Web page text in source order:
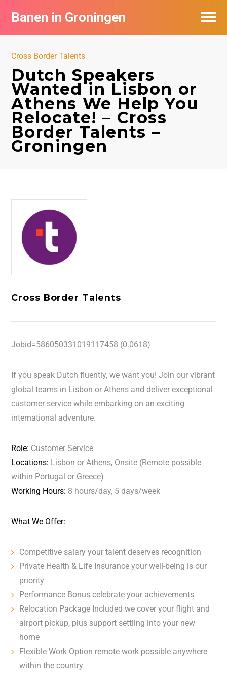
Banen in Groningen
Cross Border Talents
Dutch Speakers
Wanted in Lisbon or
Athens We Help You
Relocate! – Cross
Border Talents –
Groningen
Cross Border Talents
Jobid=586050331019117458 (0.0618)
If you speak Dutch fluently, we want you! Join our vibrant
global teams in Lisbon or Athens and deliver exceptional
customer service while embarking on an exciting
international adventure.
Role: Customer Service
Locations: Lisbon or Athens, Onsite (Remote possible
within Portugal or Greece)
Working Hours: 8 hours/day, 5 days/week
What We Offer:
Competitive salary your talent deserves recognition
Private Health & Life Insurance your well-being is our
priority
Performance Bonus celebrate your achievements
Relocation Package Included we cover your flight and
airport pickup, plus support settling into your new
home
Flexible Work Option remote work possible anywhere
within the country
Vacatures per bedrijf
Nieuwsbrief feed